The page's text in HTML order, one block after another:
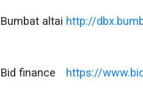
Bumbat altai http://
Bid finance https://